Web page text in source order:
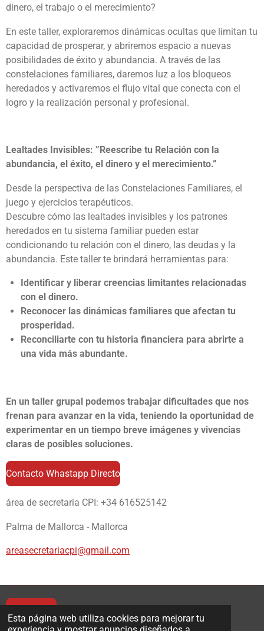
Esta página web utiliza cookies para mejorar tu
dinero, el trabajo o el merecimiento?
En este taller, exploraremos dinámicas ocultas que limitan tu
capacidad de prosperar, y abriremos espacio a nuevas
posibilidades de éxito y abundancia. A través de las
constelaciones familiares, daremos luz a los bloqueos
heredados y activaremos el flujo vital que conecta con el
logro y la realización personal y profesional.
Lealtades Invisibles: ”Reescribe tu Relación con la
abundancia, el éxito, el dinero y el merecimiento.”
Desde la perspectiva de las Constelaciones Familiares, el
juego y ejercicios terapéuticos.
Descubre cómo las lealtades invisibles y los patrones
heredados en tu sistema familiar pueden estar
condicionando tu relación con el dinero, las deudas y la
abundancia. Este taller te brindará herramientas para:
Identificar y liberar creencias limitantes relacionadas
con el dinero.
Reconocer las dinámicas familiares que afectan tu
prosperidad.
Reconciliarte con tu historia financiera para abrirte a
una vida más abundante.
En un taller grupal podemos trabajar dificultades que nos
frenan para avanzar en la vida, teniendo la oportunidad de
experimentar en un tiempo breve imágenes y vivencias
claras de posibles soluciones.
Contacto Whastapp Directo
área de secretaria CPI: +34 616525142
Palma de Mallorca - Mallorca
areasecretariacpi@gmail.com